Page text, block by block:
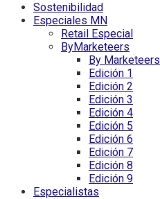
Sostenibilidad
Especiales MN
Retail Especial
ByMarketeers
By Marketeers
Edición 1
Edición 2
Edición 3
Edición 4
Edición 5
Edición 6
Edición 7
Edición 8
Edición 9
Especialistas